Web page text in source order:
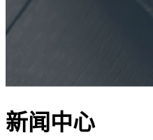
新闻中心